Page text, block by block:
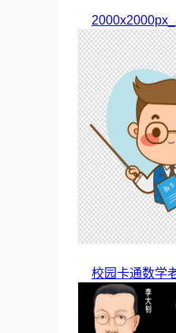
校园卡通数学